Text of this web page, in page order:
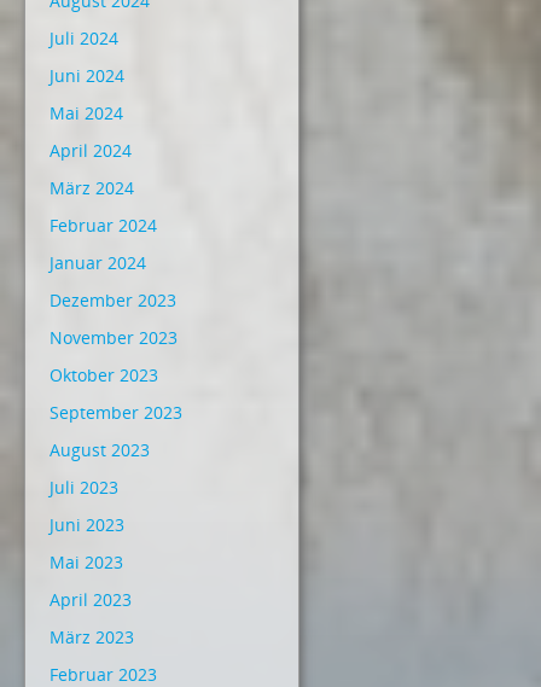
Juli 2024
Juni 2024
Mai 2024
April 2024
März 2024
Februar 2024
Januar 2024
Dezember 2023
November 2023
Oktober 2023
September 2023
August 2023
Juli 2023
Juni 2023
Mai 2023
April 2023
März 2023
Februar 2023